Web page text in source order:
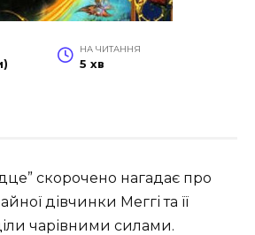
НА ЧИТАННЯ
5 хв
скорочено нагадає про
дівчинки Меггі та її
чарівними силами.